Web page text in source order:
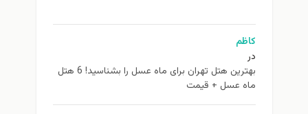
کاظم
در
بهترین هتل تهران برای ماه عسل را بشناسید! 6 هتل
ماه عسل + قیمت